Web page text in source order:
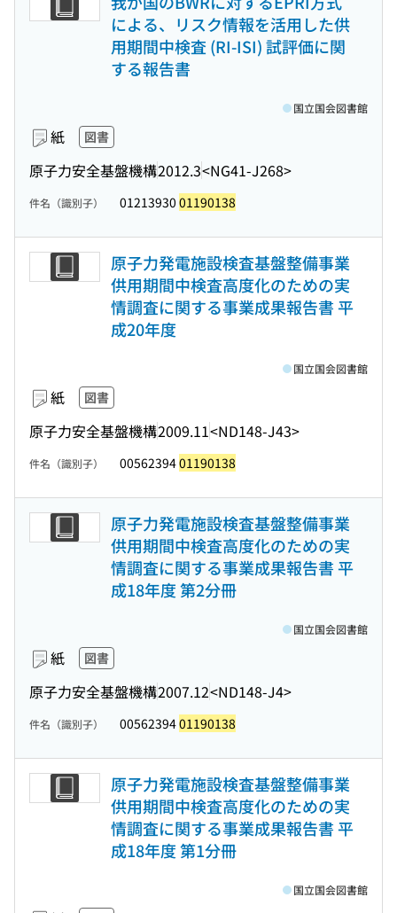
による、リスク情報を活用した供
用期間中検査 (RI-ISI) 試評価に関
する報告書
紙 図書
原子力安全基盤機構2012.3<NG41-J268>
国立国会図書館
件名（識別子） 01213930 01190138
原子力発電施設検査基盤整備事業
供用期間中検査高度化のための実
情調査に関する事業成果報告書 平
成20年度
紙 図書
原子力安全基盤機構2009.11<ND148-J43>
国立国会図書館
件名（識別子） 0056239401190138
原子力発電施設検査基盤整備事業
供用期間中検査高度化のための実
情調査に関する事業成果報告書 平
成18年度 第2分冊
紙 図書
原子力安全基盤機構2007.12<ND148-J4>
国立国会図書館
件名（識別子） 0056239401190138
原子力発電施設検査基盤整備事業
供用期間中検査高度化のための実
情調査に関する事業成果報告書 平
成18年度 第1分冊
国立国会図書館